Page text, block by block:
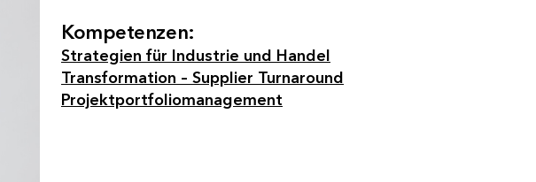
Kompetenzen:
Strategien für Industrie und Handel
Transformation – Supplier Turnaround
Projektportfoliomanagement